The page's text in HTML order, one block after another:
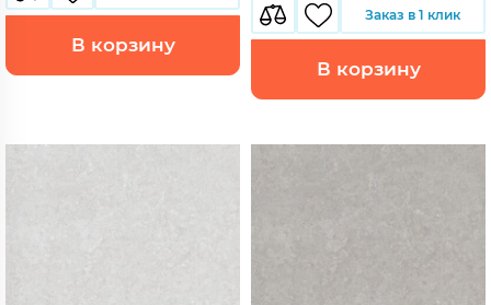
В корзину
Заказ в 1 клик
В корзину